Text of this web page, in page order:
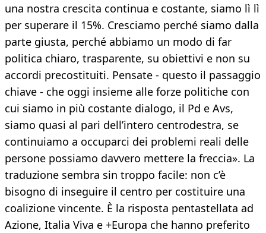
una nostra crescita continua e costante, siamo lì lì
per superare il 15%. Cresciamo perché siamo dalla
parte giusta, perché abbiamo un modo di far
politica chiaro, trasparente, su obiettivi e non su
accordi precostituiti. Pensate - questo il passaggio
chiave - che oggi insieme alle forze politiche con
cui siamo in più costante dialogo, il Pd e Avs,
siamo quasi al pari dell’intero centrodestra, se
continuiamo a occuparci dei problemi reali delle
persone possiamo davvero mettere la freccia». La
traduzione sembra sin troppo facile: non c’è
bisogno di inseguire il centro per costituire una
coalizione vincente. È la risposta pentastellata ad
Azione, Italia Viva e +Europa che hanno preferito